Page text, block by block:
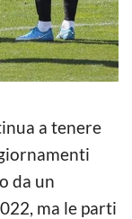
a tenere
da un
ma le parti